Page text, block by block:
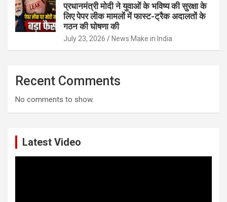
प्रधानमंत्री मोदी ने युवाओं के भविष्य की सुरक्षा के
लिए पेपर लीक मामलों में फास्ट-ट्रैक अदालतों के
गठन की घोषणा की
July 23, 2026 News Make in India
Recent Comments
No comments to show.
Latest Video